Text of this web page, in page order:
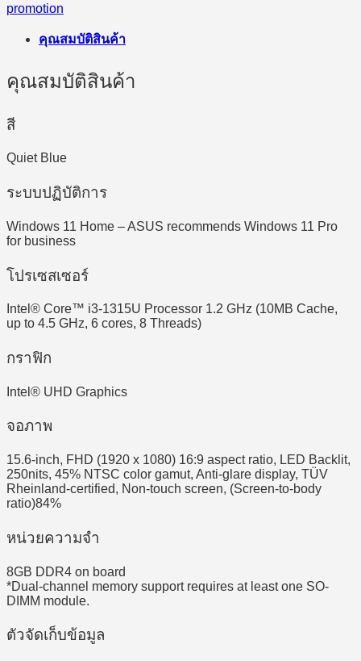
promotion
คุณสมบัติสินค้า
คุณสมบัติสินค้า
สี
Quiet Blue
ระบบปฏิบัติการ
Windows 11 Home – ASUS recommends Windows 11 Pro
for business
โปรเซสเซอร์
Intel® Core™ i3-1315U Processor 1.2 GHz (10MB Cache,
up to 4.5 GHz, 6 cores, 8 Threads)
กราฟิก
Intel® UHD Graphics
จอภาพ
15.6-inch, FHD (1920 x 1080) 16:9 aspect ratio, LED Backlit,
250nits, 45% NTSC color gamut, Anti-glare display, TÜV
Rheinland-certified, Non-touch screen, (Screen-to-body
ratio)84%
หน่วยความจำ
8GB DDR4 on board
*Dual-channel memory support requires at least one SO-
DIMM module.
ตัวจัดเก็บข้อมูล